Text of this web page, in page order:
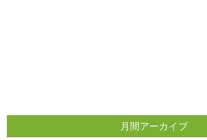
2025/04/24
美容院
＊横浜・藤
すぎる
コロナがまた蔓延していますが
さてさて、先日の
月間アーカイブ